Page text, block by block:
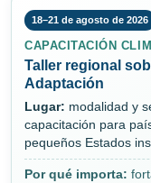
18–21 de agosto de 2026
CAPACITACIÓN
Taller regional
Adaptación
Lugar: modalidad y
capacitación para
pequeños Estados
Por qué importa: